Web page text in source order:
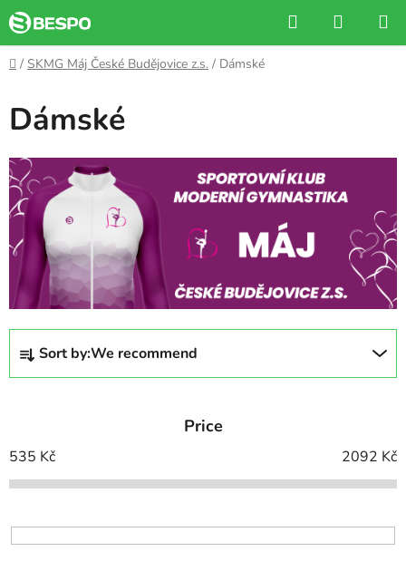
Skip
to
content
Search
CART
Home
/ SKMG Máj České Budějovice z.s. / Dámské
Dámské
o
c
t
o
r
Sort by:We recommend
Price
535 Kč 2092 Kč